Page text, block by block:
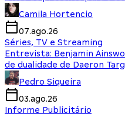
Camila Hortencio
07.ago.26
Séries, TV e Streaming
Entrevista: Benjamin
de dualidade de Daeron
Pedro Siqueira
03.ago.26
Informe Publicitário